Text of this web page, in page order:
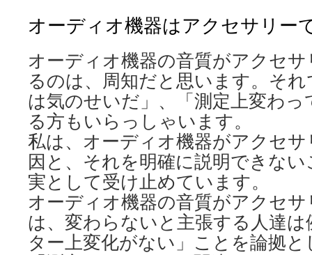
オーディオ機器はアクセサリー
オーディオ機器の音質がアクセ
るのは、周知だと思います。そ
は気のせいだ」、「測定上変わ
る方もいらっしゃいます。
私は、オーディオ機器がアクセ
因と、それを明確に説明できな
実として受け止めています。
オーディオ機器の音質がアクセ
は、変わらないと主張する人達
ター上変化がない」ことを論拠